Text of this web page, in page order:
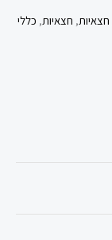
חצאיות, חצאיות, כללי